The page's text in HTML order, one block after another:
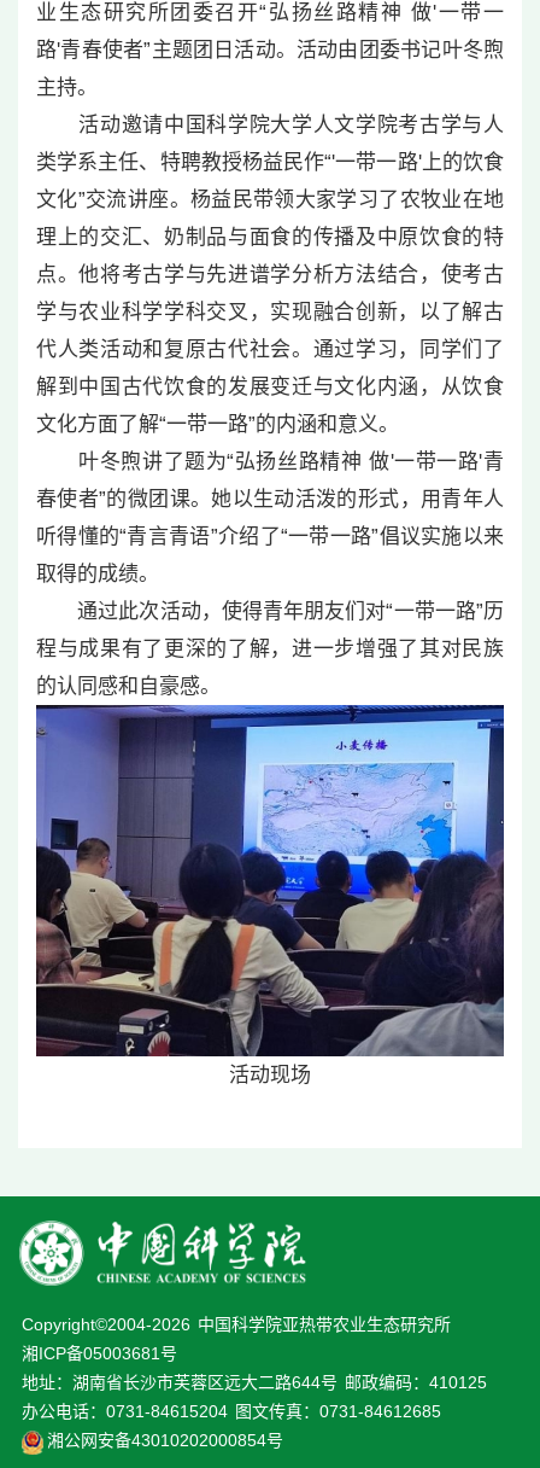
业生态研究所团委召开“弘扬丝路精神 做'一带一
路'青春使者”主题团日活动。活动由团委书记叶冬煦
主持。
活动邀请中国科学院大学人文学院考古学与人
类学系主任、特聘教授杨益民作“'一带一路'上的饮食
文化”交流讲座。杨益民带领大家学习了农牧业在地
理上的交汇、奶制品与面食的传播及中原饮食的特
点。他将考古学与先进谱学分析方法结合，使考古
学与农业科学学科交叉，实现融合创新，以了解古
代人类活动和复原古代社会。通过学习，同学们了
解到中国古代饮食的发展变迁与文化内涵，从饮食
文化方面了解“一带一路”的内涵和意义。
叶冬煦讲了题为“弘扬丝路精神 做'一带一路'青
春使者”的微团课。她以生动活泼的形式，用青年人
听得懂的“青言青语”介绍了“一带一路”倡议实施以来
取得的成绩。
通过此次活动，使得青年朋友们对“一带一路”历
程与成果有了更深的了解，进一步增强了其对民族
的认同感和自豪感。
活动现场
Copyright©2004-2026 中国科学院亚热带农业生态研究所
湘ICP备05003681号
地址：湖南省长沙市芙蓉区远大二路644号 邮政编码：410125
办公电话：0731-84615204 图文传真：0731-84612685
湘公网安备43010202000854号